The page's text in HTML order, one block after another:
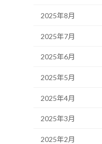
2025年8月
2025年7月
2025年6月
2025年5月
2025年4月
2025年3月
2025年2月